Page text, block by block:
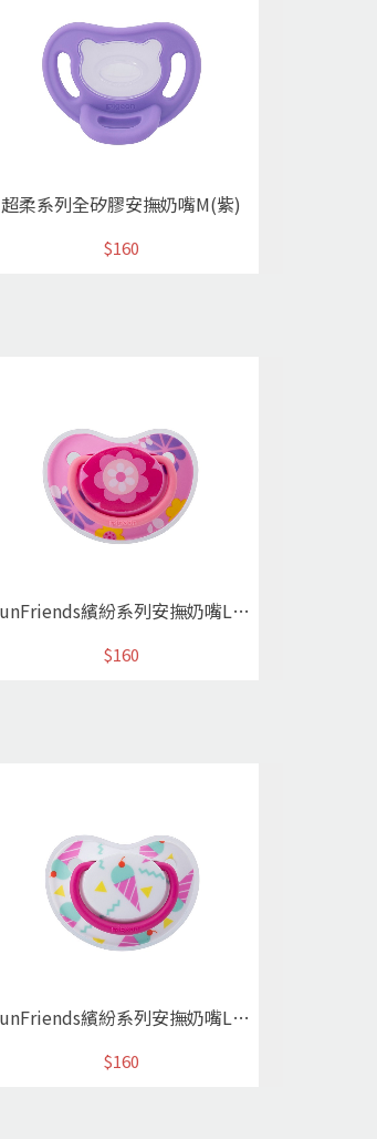
超柔系列全矽膠安撫奶嘴M(紫)
$160
FunFriends繽紛系列安撫奶嘴L熱帶花卉
$160
FunFriends繽紛系列安撫奶嘴L涼夏冰淇淋
$160